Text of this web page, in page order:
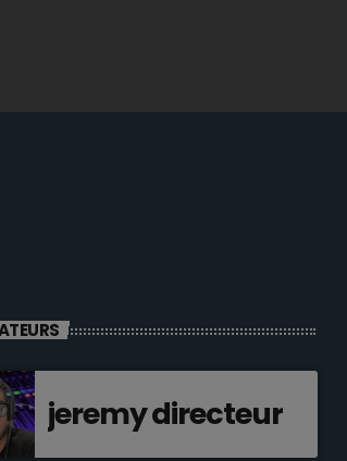
jeremy directeur